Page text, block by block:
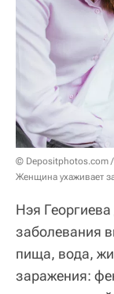
© Depositphotos.com
Женщина ухаживает
Нэя
заболевания
пища, вода,
заражения: